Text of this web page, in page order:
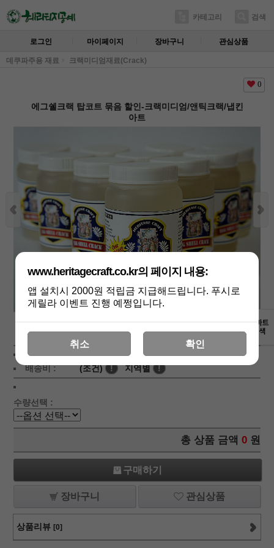
카테고리 검색
로그인 마이페이지 장바구니 관심상품
데쿠파주용 재료 크랙미디엄재료(Crack)
0
에그쉘크랙 탑코트 묶음 할인-크랙미디엄/앤틱크랙/냅킨
아트
상품가 : 31,500원적립금:200원
배송비 : (조건) ! 지역별 !
수량선택 :
총 상품 금액 0 원
구매하기
장바구니 관심상품
상품리뷰 [0]
www.heritagecraft.co.kr의 페이지 내용:
앱 설치시 2000원 적립금 지급해드립니다. 푸시로
게릴라 이벤트 진행 예쩡입니다.
취소 확인